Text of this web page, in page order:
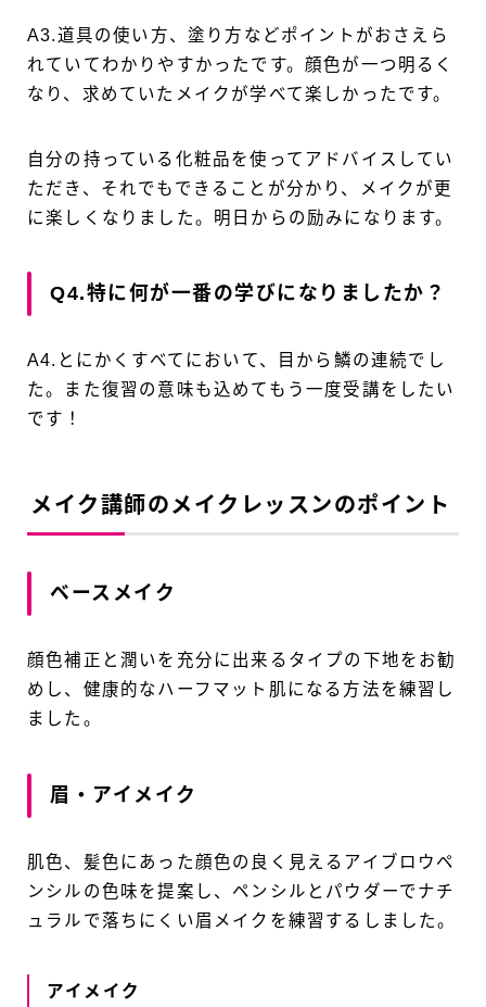
A3.道具の使い方、塗り方などポイントがおさえら
れていてわかりやすかったです。顔色が一つ明るく
なり、求めていたメイクが学べて楽しかったです。
自分の持っている化粧品を使ってアドバイスしてい
ただき、それでもできることが分かり、メイクが更
に楽しくなりました。明日からの励みになります。
Q4.特に何が一番の学びになりましたか？
A4.とにかくすべてにおいて、目から鱗の連続でし
た。また復習の意味も込めてもう一度受講をしたい
です！
メイク講師のメイクレッスンのポイント
ベースメイク
顔色補正と潤いを充分に出来るタイプの下地をお勧
めし、健康的なハーフマット肌になる方法を練習し
ました。
眉・アイメイク
肌色、髪色にあった顔色の良く見えるアイブロウペ
ンシルの色味を提案し、ペンシルとパウダーでナチ
ュラルで落ちにくい眉メイクを練習するしました。
アイメイク